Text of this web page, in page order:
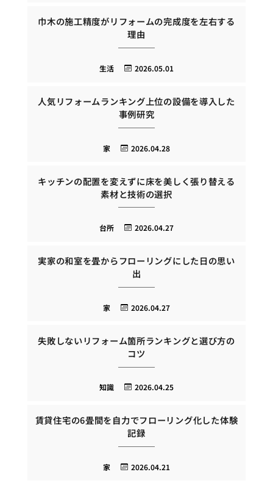
巾木の施工精度がリフォームの完成度を左右する
理由
2026.05.01
生活
人気リフォームランキング上位の設備を導入した
事例研究
2026.04.28
家
キッチンの配置を変えずに床を美しく張り替える
素材と技術の選択
2026.04.27
台所
実家の和室を畳からフローリングにした日の思い
出
2026.04.27
家
失敗しないリフォーム箇所ランキングと選び方の
コツ
2026.04.25
知識
賃貸住宅の6畳間を自力でフローリング化した体験
記録
2026.04.21
家